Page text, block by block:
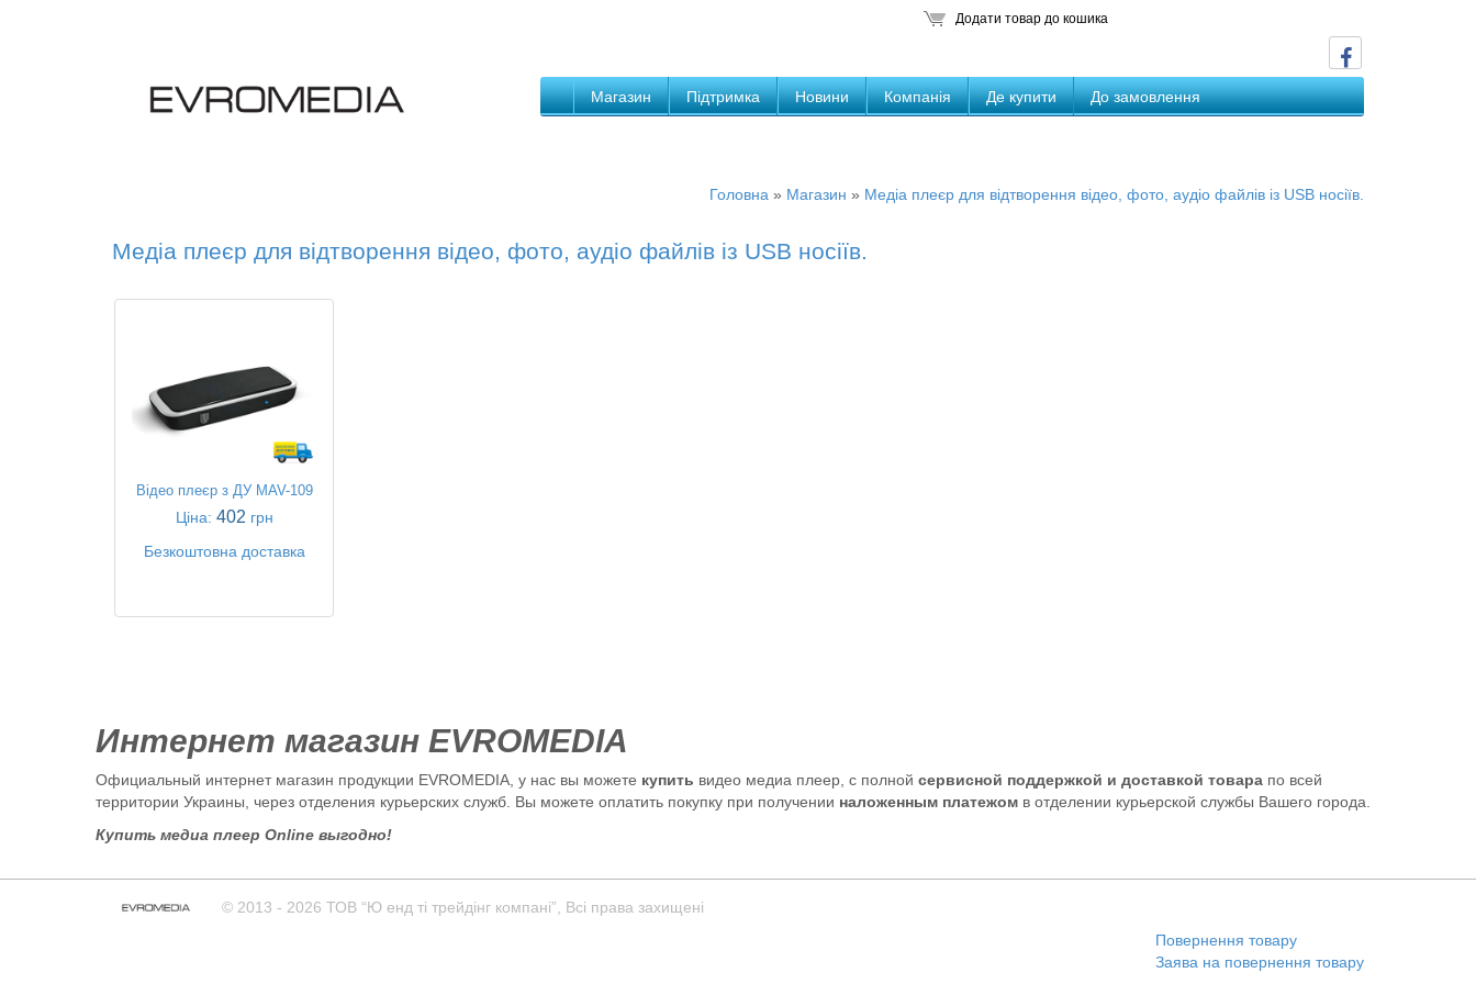
Додати товар до кошика
Магазин Підтримка Новини Компанія Де купити До замовлення
Головна » Магазин » Медіа плеєр для відтворення відео, фото, аудіо файлів із USB носіїв.
Медіа плеєр для відтворення відео, фото, аудіо файлів із USB носіїв.
Відео плеєр з ДУ MAV-109
Ціна: 402 грн
Безкоштовна доставка
Интернет магазин EVROMEDIA
Официальный интернет магазин продукции EVROMEDIA, у нас вы можете купить видео медиа плеер, с полной сервисной поддержкой и доставкой товара по всей
территории Украины, через отделения курьерских служб. Вы можете оплатить покупку при получении наложенным платежом в отделении курьерской службы Вашего города.
Купить медиа плеер Online выгодно!
© 2013 - 2026 ТОВ “Ю енд тi трейдiнг компанi”, Всі права захищені
Повернення товару
Заява на повернення товару